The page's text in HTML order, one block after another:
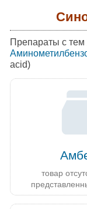
Препараты с
acid)
товар